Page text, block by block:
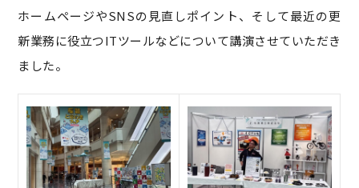
ホームページやSNSの見直しポイント、そして最近の更
新業務に役立つITツールなどについて講演させていただき
ました。